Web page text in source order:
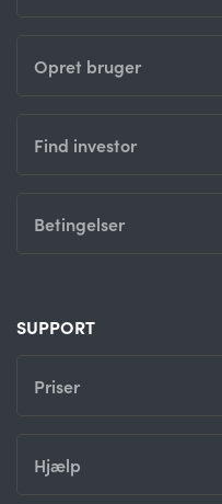
Opret bruger
Find investor
Betingelser
SUPPORT
Priser
Hjælp